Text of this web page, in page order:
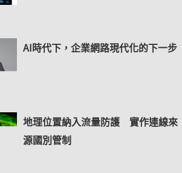
AI時代下，企業網路現代化的下一步
地理位置納入流量防護 實作連線來
源國別管制